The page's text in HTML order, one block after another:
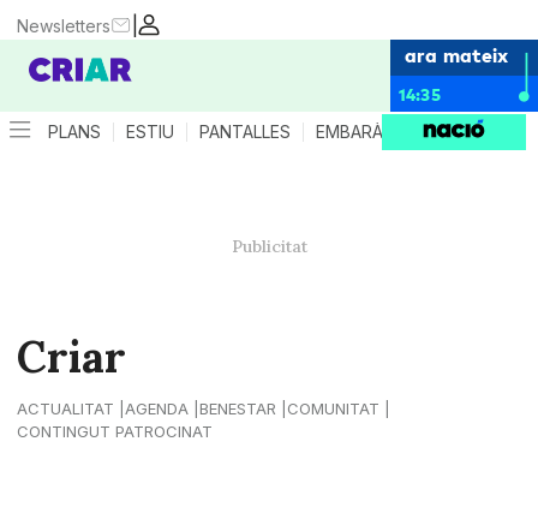
|
Newsletters
ara mateix
14:35
PLANS ESTIU PANTALLES EMBARÀS CRIANÇA
Criar
ACTUALITAT AGENDA BENESTAR
COMUNITAT
CONTINGUT PATROCINAT